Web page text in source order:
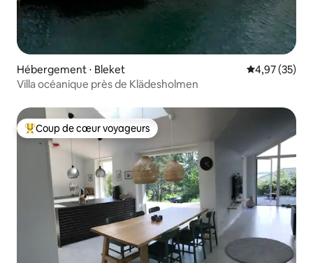
Hébergement ⋅ Bleket Évaluation
4,97 (35)
Villa océanique près de Klädesholmen
Coups de cœur voyageurs les plus appréciés
Coup de cœur voyageurs